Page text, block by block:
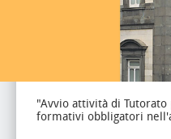
"Avvio attività di
formativi obbligatori